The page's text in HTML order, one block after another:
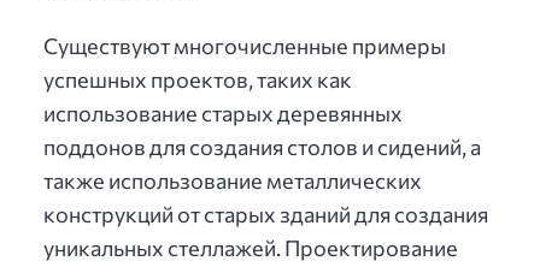
Существуют многочисленные примеры
успешных проектов, таких как
использование старых деревянных
поддонов для создания столов и сидений, а
также использование металлических
конструкций от старых зданий для создания
уникальных стеллажей. Проектирование